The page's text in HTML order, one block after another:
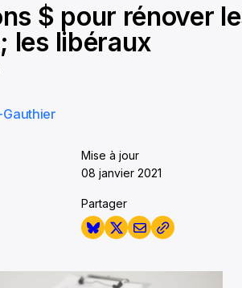
$ pour rénover
les libéraux
Gauthier
Mise à jour
08 janvier 2021
Partager